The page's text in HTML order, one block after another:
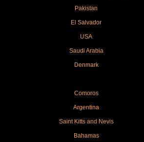
Pakistan
El Salvador
USA
Saudi Arabia
Denmark
Comoros
Argentina
Saint Kitts and Nevis
Bahamas